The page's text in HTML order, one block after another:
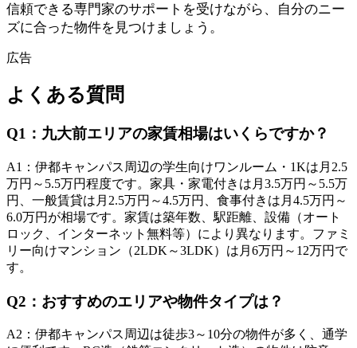
信頼できる専門家のサポートを受けながら、自分のニー
ズに合った物件を見つけましょう。
広告
よくある質問
Q1 ： 九大前エリアの家賃相場はいくらですか？
A1 ： 伊都キャンパス周辺の学生向けワンルーム・1Kは月2.5
万円～5.5万円程度です。家具・家電付きは月3.5万円～5.5万
円、一般賃貸は月2.5万円～4.5万円、食事付きは月4.5万円～
6.0万円が相場です。家賃は築年数、駅距離、設備（オート
ロック、インターネット無料等）により異なります。ファミ
リー向けマンション（2LDK～3LDK）は月6万円～12万円で
す。
Q2 ： おすすめのエリアや物件タイプは？
A2 ： 伊都キャンパス周辺は徒歩3～10分の物件が多く、通学